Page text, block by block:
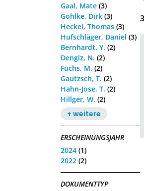
Gaal, Mate (3)
Gohlke, Dirk (3)
Heckel, Thomas (3)
Hufschläger, Daniel (3)
Bernhardt, Y. (2)
Dengiz, N. (2)
Fuchs, M. (2)
Gautzsch, T. (2)
Hahn-Jose, T. (2)
Hillger, W. (2)
+ weitere
ERSCHEINUNGSJAHR
2024 (1)
2022 (2)
DOKUMENTTYP
3